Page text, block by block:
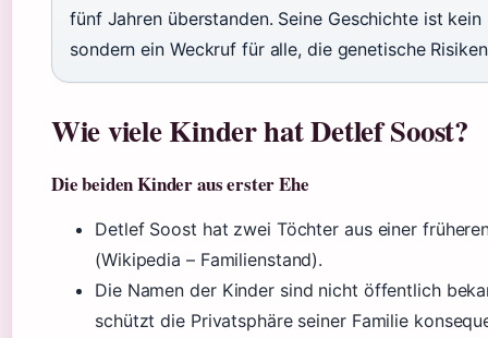
fünf Jahren überstanden. Seine Geschichte ist kein
sondern ein Weckruf für alle, die genetische
Wie viele Kinder hat Detlef Soost?
Die beiden Kinder aus erster Ehe
Detlef Soost hat zwei Töchter aus einer
(Wikipedia – Familienstand).
Die Namen der Kinder sind nicht öffentlich
schützt die Privatsphäre seiner Familie